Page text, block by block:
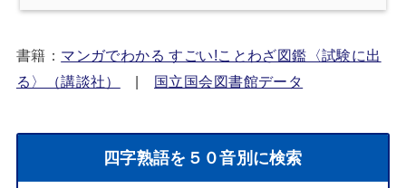
書籍： マンガでわかる すごい!ことわざ図鑑〈試験に出
る〉（講談社）
国立国会図書館データ
四字熟語を５０音別に検索